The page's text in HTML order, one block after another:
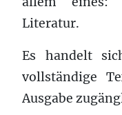
Literatur.
Es handelt
vollständige
Ausgabe